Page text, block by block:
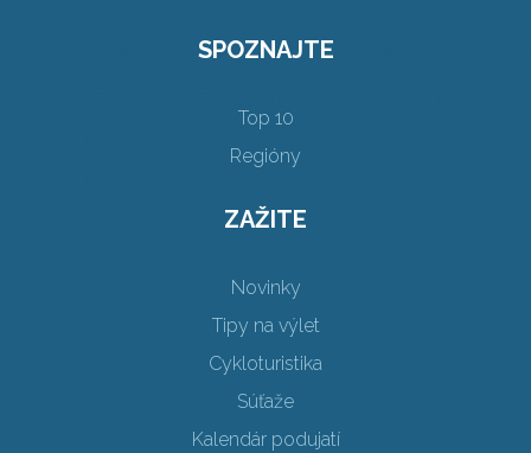
SPOZNAJTE
Top 10
Regióny
ZAŽITE
Novinky
Tipy na výlet
Cykloturistika
Súťaže
Kalendár podujatí